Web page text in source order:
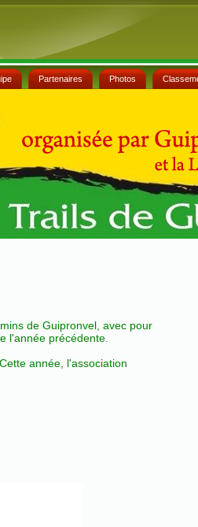
Partenaires Photos
de Guipronvel, avec pour
l'année précédente.
année, l'association